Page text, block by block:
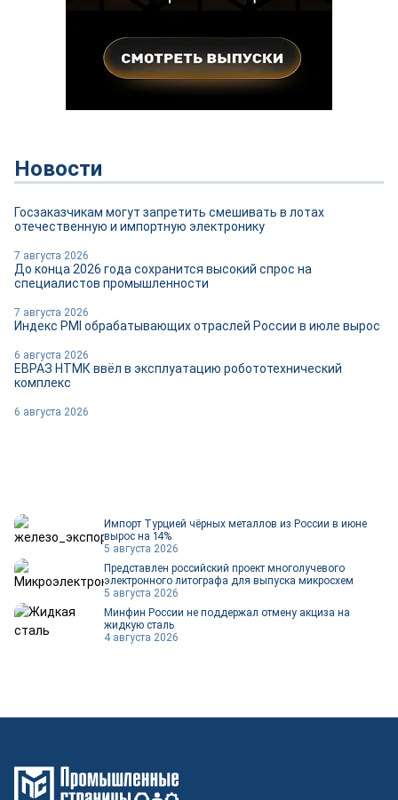
Новости
Госзаказчикам могут запретить смешивать в лотах
отечественную и импортную электронику
7 августа 2026
До конца 2026 года сохранится высокий спрос на
специалистов промышленности
7 августа 2026
Индекс PMI обрабатывающих отраслей России в июле вырос
6 августа 2026
ЕВРАЗ НТМК ввёл в эксплуатацию робототехнический
комплекс
6 августа 2026
Импорт Турцией чёрных металлов из России в июне
вырос на 14%
5 августа 2026
Представлен российский проект многолучевого
электронного литографа для выпуска микросхем
5 августа 2026
Минфин России не поддержал отмену акциза на
жидкую сталь
4 августа 2026